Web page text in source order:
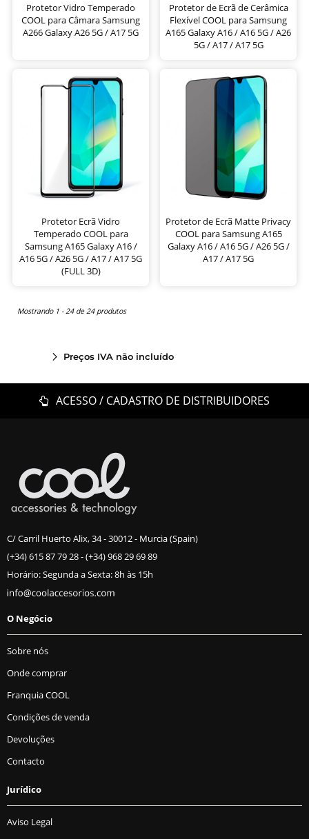
Protetor Vidro Temperado
COOL para Câmara Samsung
A266 Galaxy A26 5G / A17 5G
Protetor de Ecrã de Cerâmica
Flexível COOL para Samsung
A165 Galaxy A16 / A16 5G / A26
5G / A17 / A17 5G
Protetor Ecrã Vidro
Temperado COOL para
Samsung A165 Galaxy A16 /
A16 5G / A26 5G / A17 / A17 5G
(FULL 3D)
Protetor de Ecrã Matte Privacy
COOL para Samsung A165
Galaxy A16 / A16 5G / A26 5G /
A17 / A17 5G
Mostrando 1 - 24 de 24 produtos
Preços IVA não incluído
ACESSO / CADASTRO DE DISTRIBUIDORES
C/ Carril Huerto Alix, 34 - 30012 - Murcia (Spain)
(+34) 615 87 79 28-(+34) 968 29 69 89
Horário: Segunda a Sexta: 8h às 15h
O Negócio
Sobre nós
Onde comprar
Franquia COOL
Condições de venda
Devoluções
Contacto
Jurídico
Aviso Legal